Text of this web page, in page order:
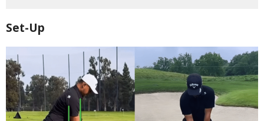
Set-Up